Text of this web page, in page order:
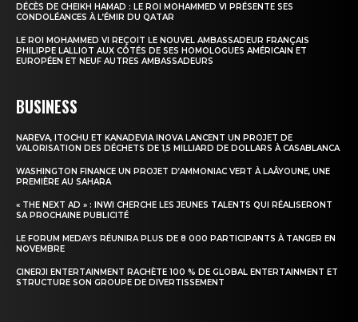
DÉCÈS DE CHEIKH HAMAD : LE ROI MOHAMMED VI PRÉSENTE SES
CONDOLÉANCES À L’ÉMIR DU QATAR
LE ROI MOHAMMED VI REÇOIT LE NOUVEL AMBASSADEUR FRANÇAIS
PHILIPPE LALLIOT AUX CÔTÉS DE SES HOMOLOGUES AMÉRICAIN ET
EUROPÉEN ET NEUF AUTRES AMBASSADEURS
BUSINESS
NAREVA, ITOCHU ET KANADEVIA INOVA LANCENT UN PROJET DE
VALORISATION DES DÉCHETS DE 1,5 MILLIARD DE DOLLARS À CASABLANCA
WASHINGTON FINANCE UN PROJET D’AMMONIAC VERT À LAÂYOUNE, UNE
PREMIÈRE AU SAHARA
« THE NEXT AD » : INWI CHERCHE LES JEUNES TALENTS QUI RÉALISERONT
SA PROCHAINE PUBLICITÉ
LE FORUM MEDAYS RÉUNIRA PLUS DE 8 000 PARTICIPANTS À TANGER EN
NOVEMBRE
CINERJI ENTERTAINMENT RACHÈTE 100 % DE GLOBAL ENTERTAINMENT ET
STRUCTURE SON GROUPE DE DIVERTISSEMENT